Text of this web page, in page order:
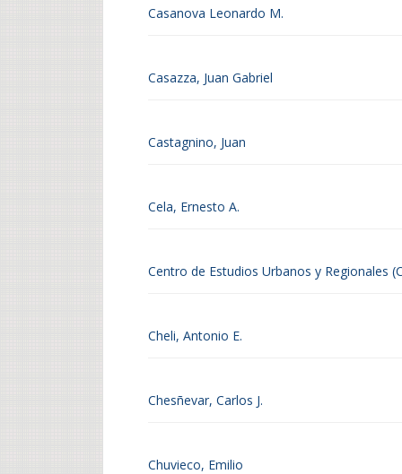
Casanova Leonardo M.
Casazza, Juan Gabriel
Castagnino, Juan
Cela, Ernesto A.
Centro de Estudios Urbanos y Regionales
Cheli, Antonio E.
Chesñevar, Carlos J.
Chuvieco, Emilio